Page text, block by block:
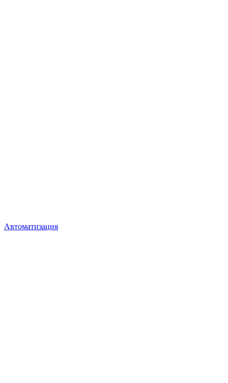
Автоматизация